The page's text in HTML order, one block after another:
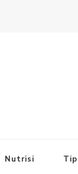
Nutrisi